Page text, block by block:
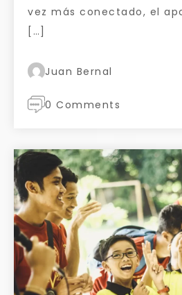
vez más conectado, el
[…]
Juan Bernal
0 Comments